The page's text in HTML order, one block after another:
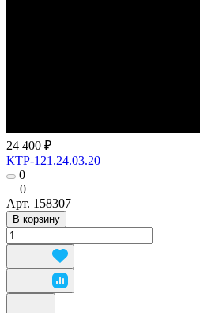
24 400 ₽
КТР-121.24.03.20
0
0
Арт. 158307
В корзину